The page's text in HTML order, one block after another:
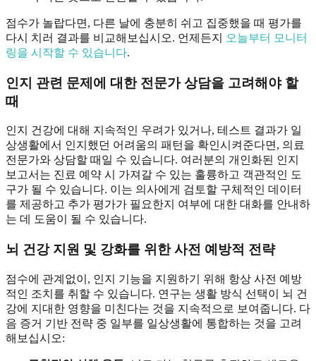
점수가 놀랍다면, 다른 날에 충분히 쉬고 집중했을 때 평가를
다시 치러 결과를 비교해보십시오. 언제든지
오늘부터 모니터
링을 시작할 수 있습니다.
인지 관련 문제에 대한 전문가 상담을 고려해야 할
때
인지 건강에 대해 지속적인 우려가 있거나, 테스트 결과가 일
상생활에서 인지했던 어려움의 패턴을 확인시켜준다면, 의료
전문가와 상담할 때일 수 있습니다. 여러분의 개인화된 인지
보고서는 진료 예약 시 가져갈 수 있는 훌륭하고 객관적인 도
구가 될 수 있습니다. 이는 의사에게 검토할 구체적인 데이터
를 제공하고 추가 평가가 필요한지 여부에 대한 대화를 안내하
는 데 도움이 될 수 있습니다.
뇌 건강 지원 및 강화를 위한 사전 예방적 전략
점수에 관계없이, 인지 기능을 지원하기 위해 항상 사전 예방
적인 조치를 취할 수 있습니다. 연구는 생활 방식 선택이 뇌 건
강에 지대한 영향을 미친다는 것을 지속적으로 보여줍니다. 다
음 증거 기반 전략 중 일부를 일상생활에 통합하는 것을 고려
해보십시오: